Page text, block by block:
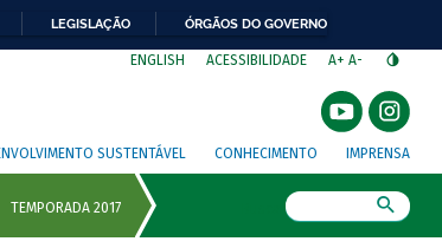
LEGISLAÇÃO ÓRGÃOS DO GOVERNO
ENGLISH ACESSIBILIDADE A+ A-
SUSTENTÁVEL CONHECIMENTO IMPRENSA